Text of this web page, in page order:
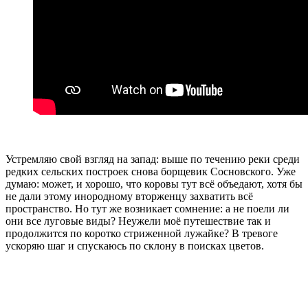
Устремляю свой взгляд на запад: выше по течению реки среди
редких сельских построек снова борщевик Сосновского. Уже
думаю: может, и хорошо, что коровы тут всё объедают, хотя бы
не дали этому инородному вторженцу захватить всё
пространство. Но тут же возникает сомнение: а не поели ли
они все луговые виды? Неужели моё путешествие так и
продолжится по коротко стриженной лужайке? В тревоге
ускоряю шаг и спускаюсь по склону в поисках цветов.